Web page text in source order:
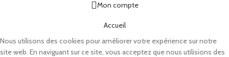
Mon compte
Accueil
Nous utilisons des cookies pour améliorer votre expérience sur notre
site web. En naviguant sur ce site, vous acceptez que nous utilisions des